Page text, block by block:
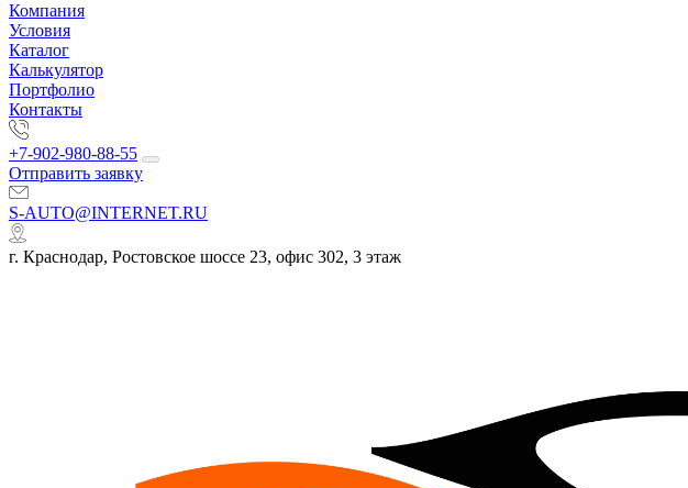
Компания
Условия
Каталог
Калькулятор
Портфолио
Контакты
+7-902-980-88-55
Отправить заявку
S-AUTO@INTERNET.RU
г. Краснодар, Ростовское шоссе 23, офис 302, 3 этаж